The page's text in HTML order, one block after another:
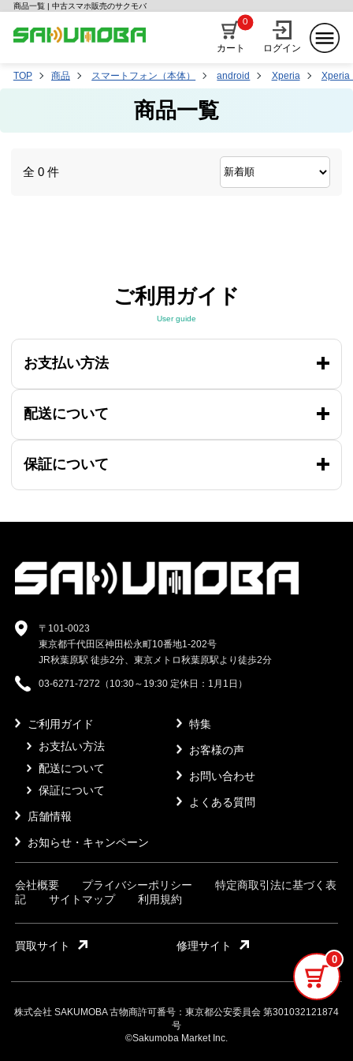
商品一覧 | 中古スマホ販売のサクモバ
カート
0
ログイン
TOP 商品 スマートフォン（本体） android Xperia Xperia
商品一覧
全 0 件
0
ご利用ガイド
User guide
お支払い方法
配送について
保証について
〒101-0023
東京都千代田区神田松永町10番地1-202号
JR秋葉原駅 徒歩2分、東京メトロ秋葉原駅より徒歩2分
03-6271-7272（10:30～19:30 定休日：1月1日）
ご利用ガイド
お支払い方法
配送について
保証について
店舗情報
お知らせ・キャンペーン
特集
お客様の声
お問い合わせ
よくある質問
会社概要 プライバシーポリシー
特定商取引法に基づく表
記
サイトマップ 利用規約
買取サイト 修理サイト
株式会社 SAKUMOBA 古物商許可番号：東京都公安委員会 第301032121874
号
©Sakumoba Market Inc.